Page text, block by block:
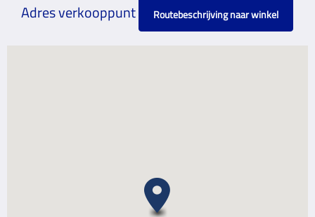
Adres verkooppunt Routebeschrijving naar winkel